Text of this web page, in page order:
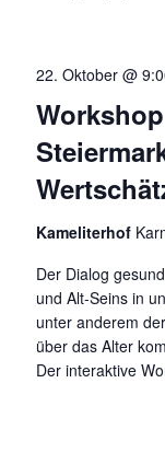
22. Oktober @
Kameliterhof
Der Dialog
und Alt-Seins in
unter anderem
über das Alter
Der interaktive